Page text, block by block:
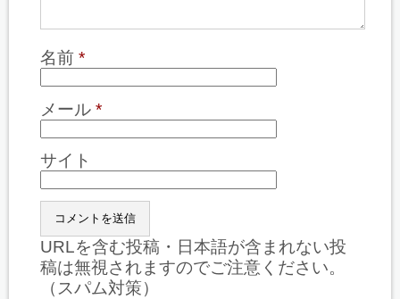
名前 *
メール *
サイト
URLを含む投稿・日本語が含まれない投
稿は無視されますのでご注意ください。
（スパム対策）